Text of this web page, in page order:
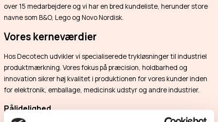
over 15 medarbejdere og vi har en bred kundeliste, herunder store
navne som B&O, Lego og Novo Nordisk.
Vores kerneværdier
Hos Decotech udvikler vi specialiserede trykløsninger til industriel
produktmærkning. Vores fokus på præcision, holdbarhed og
innovation sikrer høj kvalitet i produktionen for vores kunder inden
for elektronik, emballage, medicinsk udstyr og andre industrier.
Pålidelighed